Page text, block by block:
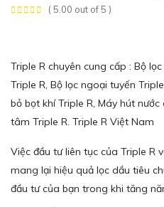
( 5.00 out of 5 )
Triple R chuyên cung cấp : Bộ
Triple R, Bộ lọc ngoại tuyến
bỏ bọt khí Triple R, Máy hút
tâm Triple R. Triple R Việt Nam
Việc đầu tư liên tục của Triple R
mang lại hiệu quả lọc dầu tiêu
đầu tư của bạn trong khi tăng